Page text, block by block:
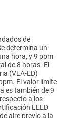
de
determina un
hora, y 9 ppm
de 8 horas. El
(VLA-ED)
El valor límite
es también de 9
a los
LEED
aire previo a la